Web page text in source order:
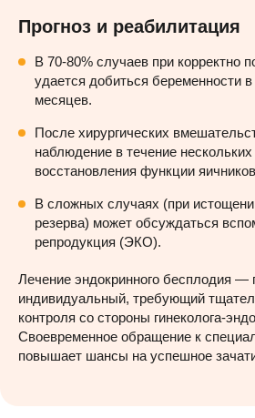
Прогноз и реабилитация
В 70-80% случаев при корректно
удается добиться беременности
месяцев.
После хирургических
наблюдение в течение
восстановления функции
В сложных случаях (при
резерва) может обсуждаться
репродукция (ЭКО).
Лечение эндокринного бесплодия —
индивидуальный, требующий
контроля со стороны гинеколога-
Своевременное обращение к
повышает шансы на успешное